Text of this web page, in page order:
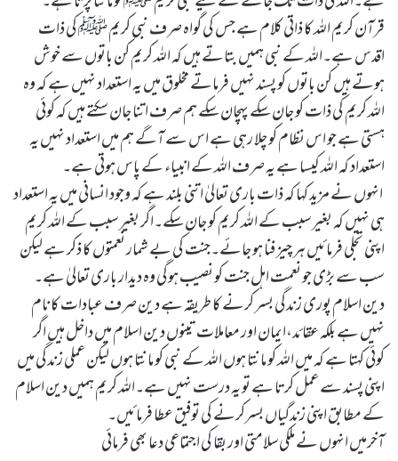
قرآن کریم اللہ کا ذاتی کلام ہے جس کی گواہ صرف نبی کریم ﷺ کی ذات
اقدس ہے۔اللہ کے نبی ہمیں بتاتے ہیں کہ اللہ کریم کن باتوں سے خوش
ہوتے ہیں کن باتوں کو پسند نہیں فرماتے مخلوق میں یہ استعداد نہیں ہے کہ وہ
اللہ کریم کی ذات کو جان سکے پہچان سکے ہم صرف اتنا جان سکتے ہیں کہ کوئی
ہستی ہے جو اس نظام کو چلا رہی ہے اس سے آگے ہم میں استعداد نہیں یہ
استعداد کہ اللہ کیسا ہے یہ صرف اللہ کے انبیاء کے پاس ہوتی ہے۔
انہوں نے مزید کہا کہ ذات باری تعالیٰ اتنی بلند ہے کہ وجود انسانی میں یہ استعداد
ہی نہیں کہ بغیر سبب کے اللہ کریم کو جان سکے۔اگر بغیر سبب کے اللہ کریم
اپنی تجلی فرمائیں ہر چیز فنا ہو جائے۔جنت کی بے شمار نعمتوں کا ذکر ہے لیکن
سب سے بڑی جو نعمت اہل جنت کو نصیب ہوگی وہ دیدار باری تعالیٰ ہے۔
دین اسلام پوری زندگی بسر کرنے کا طریقہ ہے دین صرف عبادات کا نام
نہیں ہے بلکہ عقائد،ایمان اور معاملات تینوں دین اسلام میں داخل ہیں اگر
کوئی کہتا ہے کہ میں اللہ کو مانتا ہوں اللہ کے نبی کو مانتا ہوں لیکن عملی زندگی میں
اپنی پسند سے عمل کرتا ہے تو یہ درست نہیں ہے۔اللہ کریم ہمیں دین اسلام
کے مطابق اپنی زندگیاں بسرکرنے کی توفیق عطا فرمائیں۔
آخرمیں انہوں نے ملکی سلامتی اور بقا کی اجتماعی دعا بھی فرمائی